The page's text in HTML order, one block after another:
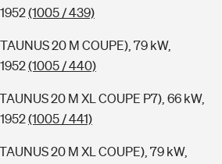
(1005 / 439)
20 M COUPE), 79 kW,
(1005 / 440)
20 M XL COUPE P7), 66 kW,
(1005 / 441)
20 M XL COUPE), 79 kW,